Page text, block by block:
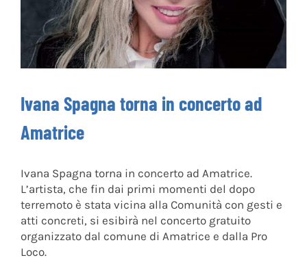
Ivana Spagna torna in concerto ad
Amatrice
Ivana Spagna torna in concerto ad Amatrice.
L’artista, che fin dai primi momenti del dopo
terremoto è stata vicina alla Comunità con gesti e
atti concreti, si esibirà nel concerto gratuito
organizzato dal comune di Amatrice e dalla Pro
Loco.